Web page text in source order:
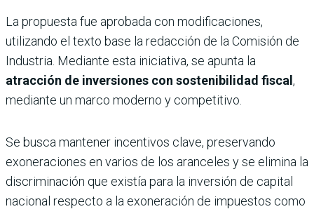
La propuesta fue aprobada con modificaciones,
utilizando el texto base la redacción de la Comisión de
Industria. Mediante esta iniciativa, se apunta la
atracción de inversiones con sostenibilidad fiscal ,
mediante un marco moderno y competitivo.
Se busca mantener incentivos clave, preservando
exoneraciones en varios de los aranceles y se elimina la
discriminación que existía para la inversión de capital
nacional respecto a la exoneración de impuestos como